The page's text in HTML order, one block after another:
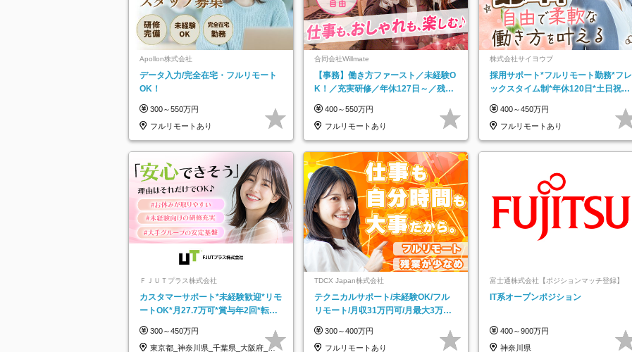
Apollon株式会社
データ入力/完全在宅・フルリモート
OK！
300～550万円
フルリモートあり
合同会社Willmate
【事務】働き方ファースト／未経験O
K！／充実研修／年休127日～／残業
400～550万円
フルリモートあり
株式会社サイヨウブ
採用サポート*フルリモート勤務*フレ
ックスタイム制*年休120日*土日祝休
400～450万円
フルリモートあり
ＦＪＵＴプラス株式会社
カスタマーサポート*未経験歓迎*リモ
ートOK*月27.7万可*賞与年2回*転勤
300～450万円
東京都_神奈川県_千葉県_大阪府_愛
TDCX Japan株式会社
テクニカルサポート/未経験OK/フル
リモート/月収31万円可/月最大3万の
300～400万円
フルリモートあり
富士通株式会社【ポジションマッチ登録】
IT系オープンポジション
400～900万円
神奈川県